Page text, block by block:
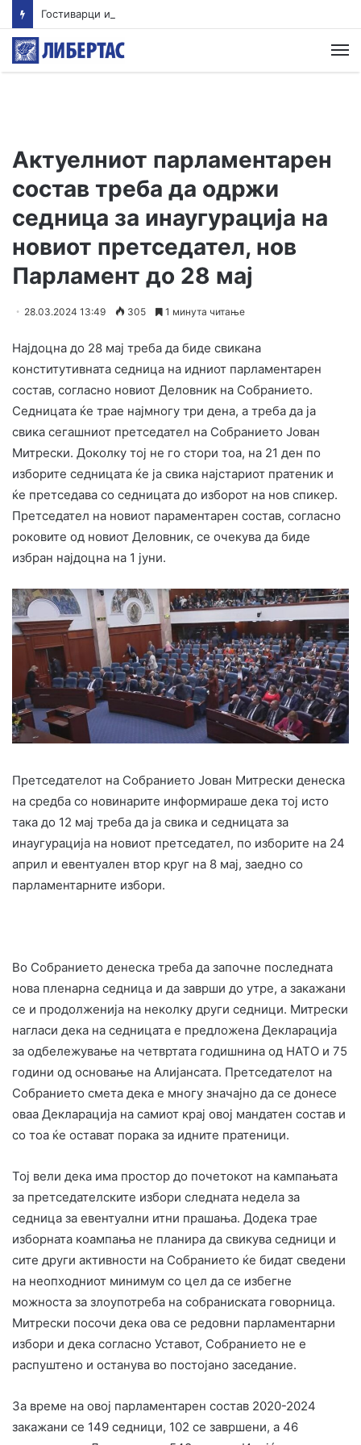
Гостиварци и натаму без пивка вода
Актуелниот парламентарен
состав треба да одржи
седница за инаугурација на
новиот претседател, нов
Парламент до 28 мај
28.03.2024 13:49 305 1 минута читање
Најдоцна до 28 мај треба да биде свикана
конститутивната седница на идниот парламентарен
состав, согласно новиот Деловник на Собранието.
Седницата ќе трае најмногу три дена, а треба да ја
свика сегашниот претседател на Собранието Јован
Митрески. Доколку тој не го стори тоа, на 21 ден по
изборите седницата ќе ја свика најстариот пратеник и
ќе претседава со седницата до изборот на нов спикер.
Претседател на новиот параментарен состав, согласно
роковите од новиот Деловник, се очекува да биде
избран најдоцна на 1 јуни.
Претседателот на Собранието Јован Митрески денеска
на средба со новинарите информираше дека тој исто
така до 12 мај треба да ја свика и седницата за
инаугурација на новиот претседател, по изборите на 24
април и евентуален втор круг на 8 мај, заедно со
парламентарните избори.
Во Собранието денеска треба да започне последната
нова пленарна седница и да заврши до утре, а закажани
се и продолженија на неколку други седници. Митрески
нагласи дека на седницата е предложена Декларација
за одбележување на четвртата годишнина од НАТО и 75
години од основање на Алијансата. Претседателот на
Собранието смета дека е многу значајно да се донесе
оваа Декларација на самиот крај овој мандатен состав и
со тоа ќе остават порака за идните пратеници.
Тој вели дека има простор до почетокот на кампањата
за претседателските избори следната недела за
седница за евентуални итни прашања. Додека трае
изборната коампања не планира да свикува седници и
сите други активности на Собранието ќе бидат сведени
на неопходниот минимум со цел да се избегне
можноста за злоупотреба на собраниската говорница.
Митрески посочи дека ова се редовни парламентарни
избори и дека согласно Уставот, Собранието не е
распуштено и останува во постојано заседание.
За време на овој парламентарен состав 2020-2024
закажани се 149 седници, 102 се завршени, а 46